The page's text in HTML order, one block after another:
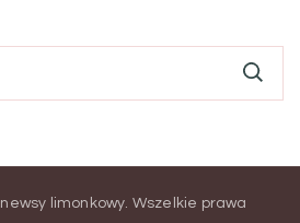
newsy limonkowy . Wszelkie prawa